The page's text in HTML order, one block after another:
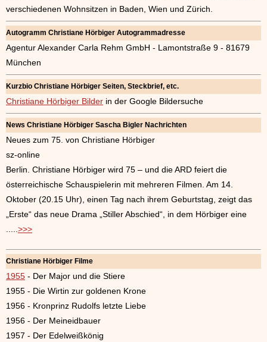
verschiedenen Wohnsitzen in Baden, Wien und Zürich.
Autogramm Christiane Hörbiger Autogrammadresse
Agentur Alexander Carla Rehm GmbH - Lamontstraße 9 - 81679
München
Kurzbio Christiane Hörbiger Seiten, Steckbrief, etc.
Christiane Hörbiger Bilder in der Google Bildersuche
News Christiane Hörbiger Sascha Bigler Nachrichten
Neues zum 75. von Christiane Hörbiger
sz-online
Berlin. Christiane Hörbiger wird 75 – und die ARD feiert die
österreichische Schauspielerin mit mehreren Filmen. Am 14.
Oktober (20.15 Uhr), einen Tag nach ihrem Geburtstag, zeigt das
„Erste“ das neue Drama „Stiller Abschied“, in dem Hörbiger eine
>>>
Christiane Hörbiger Filme
1955 - Der Major und die Stiere
1955 - Die Wirtin zur goldenen Krone
1956 - Kronprinz Rudolfs letzte Liebe
1956 - Der Meineidbauer
1957 - Der Edelweißkönig